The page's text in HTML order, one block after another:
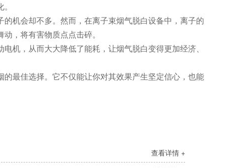
机会却不多。然而，在离子束烟气脱白设备中，离子的
，将有害物质点点击碎。
机，从而大大降低了能耗，让烟气脱白变得更加经济、
最佳选择。它不仅能让你对其效果产生坚定信心，也能
查看详情 +